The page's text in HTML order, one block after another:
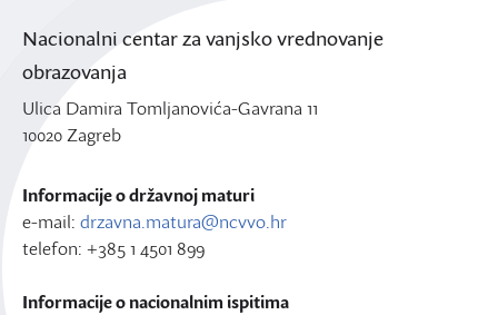
Nacionalni centar za vanjsko vrednovanje
obrazovanja
Ulica Damira Tomljanovića-Gavrana 11
10020 Zagreb
Informacije o državnoj maturi
e-mail: drzavna.matura@ncvvo.hr
telefon: +385 1 4501 899
Informacije o nacionalnim ispitima